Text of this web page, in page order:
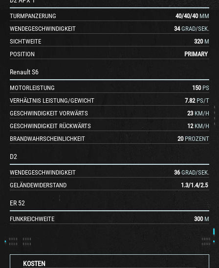
KOSTEN
TURMPANZERUNG 40/40/40 MM
WENDEGESCHWINDIGKEIT
34 GRAD/SEK.
SICHTWEITE
320 M
POSITION
PRIMARY
Renault S6
MOTORLEISTUNG 150 PS
VERHÄLTNIS LEISTUNG/GEWICHT
7.82 PS/T
GESCHWINDIGKEIT VORWÄRTS
23 KM/H
GESCHWINDIGKEIT RÜCKWÄRTS
12 KM/H
BRANDWAHRSCHEINLICHKEIT
20 PROZENT
D2
WENDEGESCHWINDIGKEIT 36 GRAD/SEK.
GELÄNDEWIDERSTAND
1.3/1.4/2.5
ER 52
FUNKREICHWEITE 300 M